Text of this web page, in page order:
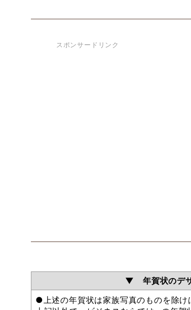
スポンサードリンク
▼ 年賀状のデザ
●上述の年賀状は家族写真のものを除け